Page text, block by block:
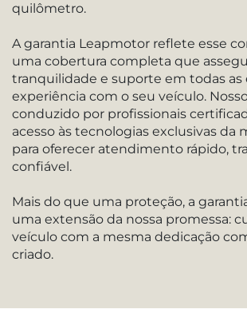
quilômetro.
A garantia Leapmotor reflete esse
uma cobertura completa que
tranquilidade e suporte em todas as
experiência com o seu veículo.
conduzido por profissionais
acesso às tecnologias exclusivas da
para oferecer atendimento rápido,
confiável.
Mais do que uma proteção, a
uma extensão da nossa promessa:
veículo com a mesma dedicação
criado.